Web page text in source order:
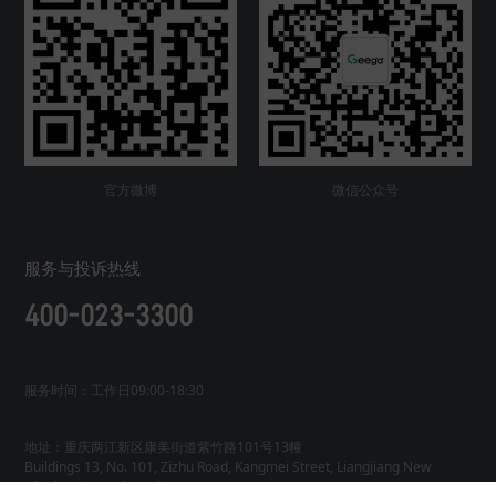
官方微博 微信公众号
服务与投诉热线
400-023-3300
服务时间：工作日09:00-18:30
地址：重庆两江新区康美街道紫竹路101号13幢
Buildings 13, No. 101, Zizhu Road, Kangmei Street, Liangjiang New